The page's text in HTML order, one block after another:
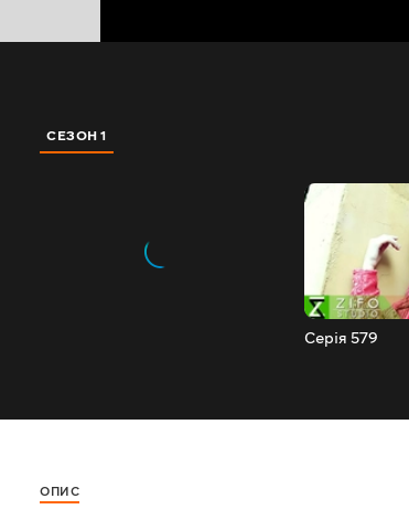
СЕЗОН 1
Серія 579
ОПИС